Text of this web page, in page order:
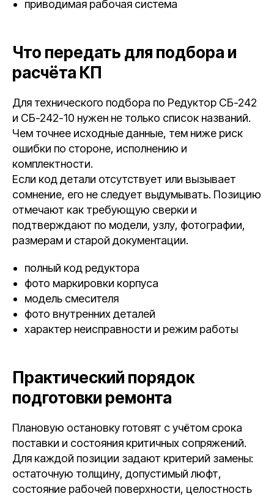
приводимая рабочая система
Что передать для подбора и
расчёта КП
Для технического подбора по Редуктор СБ-242
и СБ-242-10 нужен не только список названий.
Чем точнее исходные данные, тем ниже риск
ошибки по стороне, исполнению и
комплектности.
Если код детали отсутствует или вызывает
сомнение, его не следует выдумывать. Позицию
отмечают как требующую сверки и
подтверждают по модели, узлу, фотографии,
размерам и старой документации.
полный код редуктора
фото маркировки корпуса
модель смесителя
фото внутренних деталей
характер неисправности и режим работы
Практический порядок
подготовки ремонта
Плановую остановку готовят с учётом срока
поставки и состояния критичных сопряжений.
Для каждой позиции задают критерий замены:
остаточную толщину, допустимый люфт,
состояние рабочей поверхности, целостность